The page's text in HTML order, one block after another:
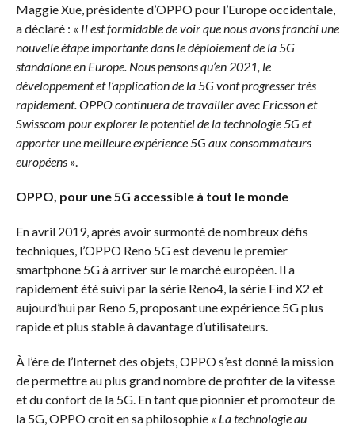
Maggie Xue, présidente d’OPPO pour l’Europe occidentale,
a déclaré : « Il est formidable de voir que nous avons franchi une
nouvelle étape importante dans le déploiement de la 5G
standalone en Europe. Nous pensons qu’en 2021, le
développement et l’application de la 5G vont progresser très
rapidement. OPPO continuera de travailler avec Ericsson et
Swisscom pour explorer le potentiel de la technologie 5G et
apporter une meilleure expérience 5G aux consommateurs
européens».
OPPO, pour une 5G accessible à tout le monde
En avril 2019, après avoir surmonté de nombreux défis
techniques, l’OPPO Reno 5G est devenu le premier
smartphone 5G à arriver sur le marché européen. Il a
rapidement été suivi par la série Reno4, la série Find X2 et
aujourd’hui par Reno 5, proposant une expérience 5G plus
rapide et plus stable à davantage d’utilisateurs.
À l’ère de l’Internet des objets, OPPO s’est donné la mission
de permettre au plus grand nombre de profiter de la vitesse
et du confort de la 5G. En tant que pionnier et promoteur de
la 5G, OPPO croit en sa philosophie « La technologie au